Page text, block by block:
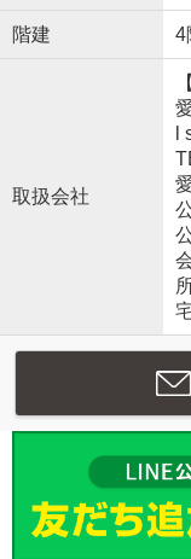
階建 4
取扱会社